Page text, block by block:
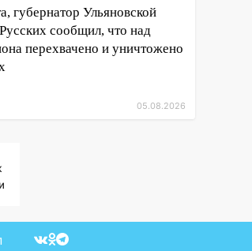
губернатор Ульяновской
сообщил, что над
перехвачено и уничтожено
05.08.2026